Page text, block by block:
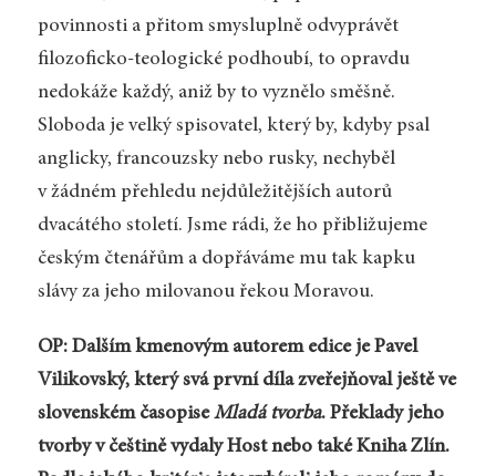
povinnosti a přitom smysluplně odvyprávět
filozoficko-teologické podhoubí, to opravdu
nedokáže každý, aniž by to vyznělo směšně.
Sloboda je velký spisovatel, který by, kdyby psal
anglicky, francouzsky nebo rusky, nechyběl
v žádném přehledu nejdůležitějších autorů
dvacátého století. Jsme rádi, že ho přibližujeme
českým čtenářům a dopřáváme mu tak kapku
slávy za jeho milovanou řekou Moravou.
OP: Dalším kmenovým autorem edice je Pavel
Vilikovský, který svá první díla zveřejňoval ještě ve
slovenském časopiseMladá tvorba. Překlady jeho
tvorby v češtině vydaly Host nebo také Kniha Zlín.